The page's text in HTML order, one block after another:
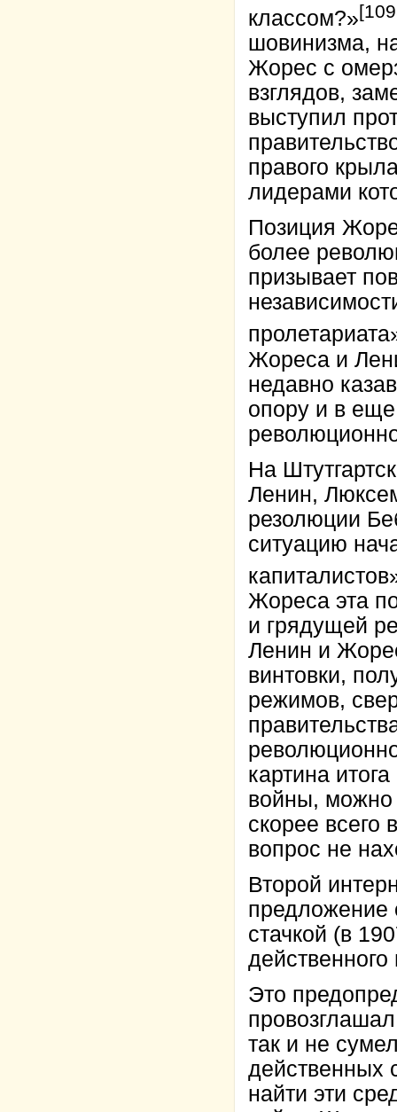
классом?»
шовинизма,
Жорес с
взглядов,
выступил
правого
лидерами
Позиция
более
призывает
Жореса и
недавно
опору и в
На
Ленин,
резолюции
ситуацию
Жореса эта
и грядущей
Ленин и
винтовки,
режимов,
картина
войны, можно
скорее всего
вопрос не
Второй
предложение
стачкой (в
Это
так и не
действенных
найти эти